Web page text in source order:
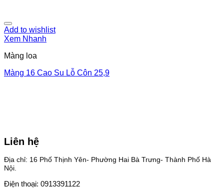
Add to wishlist
Xem Nhanh
Màng loa
Màng 16 Cao Su Lỗ Côn 25,9
Liên hệ
Địa chỉ: 16 Phố Thịnh Yên- Phường Hai Bà Trưng- Thành Phố Hà
Nội.
Điện thoại: 0913391122